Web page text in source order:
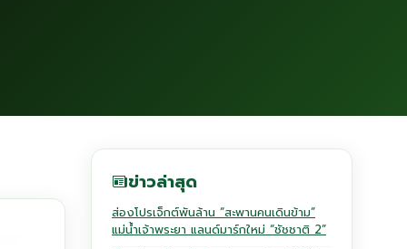
ข่าวล่าสุด
ส่องโปรเจ็กต์พันล้าน “สะพานคนเดินข้าม”
แม่น้ำเจ้าพระยา แลนด์มาร์กใหม่ “ชัชชาติ 2”